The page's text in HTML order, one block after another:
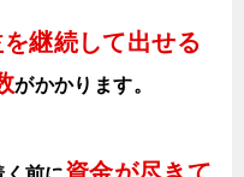
継続して出せる
がかかります。